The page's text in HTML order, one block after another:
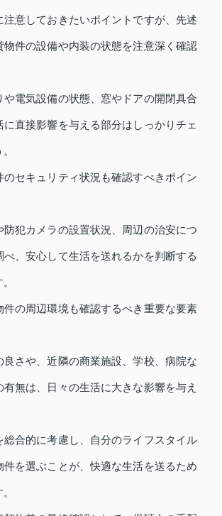
注意しておきたいポイントですが、先述
物件の設備や内装の状態を注意深く確認
や電気設備の状態、窓やドアの開閉具合
に直接影響を与える部分はしっかりチェ
のセキュリティ状況も確認すべきポイン
防犯カメラの設置状況、周辺の治安につ
べ、安心して生活を送れるかを判断する
件の周辺環境も確認するべき重要な要素
良さや、近隣の商業施設、学校、病院な
有無は、日々の生活に大きな影響を与え
総合的に考慮し、自分のライフスタイル
件を選ぶことが、快適な生活を送るため